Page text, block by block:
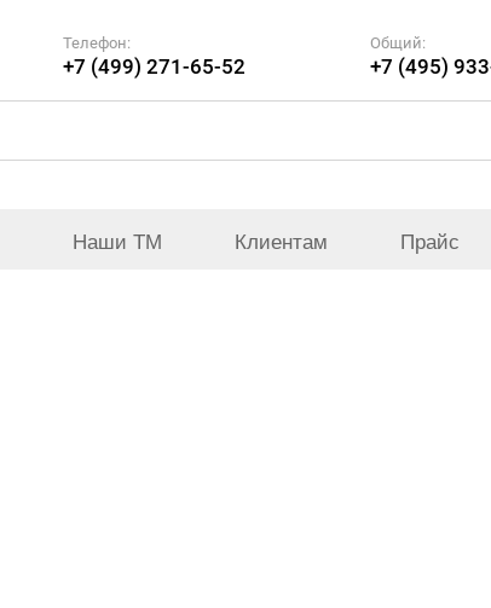
Телефон:
+7 (499) 271-65-52
Общий:
+7 (495)
Наши ТМ Клиентам Прайс